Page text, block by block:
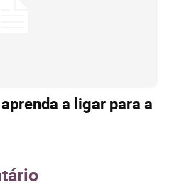
a ligar para a